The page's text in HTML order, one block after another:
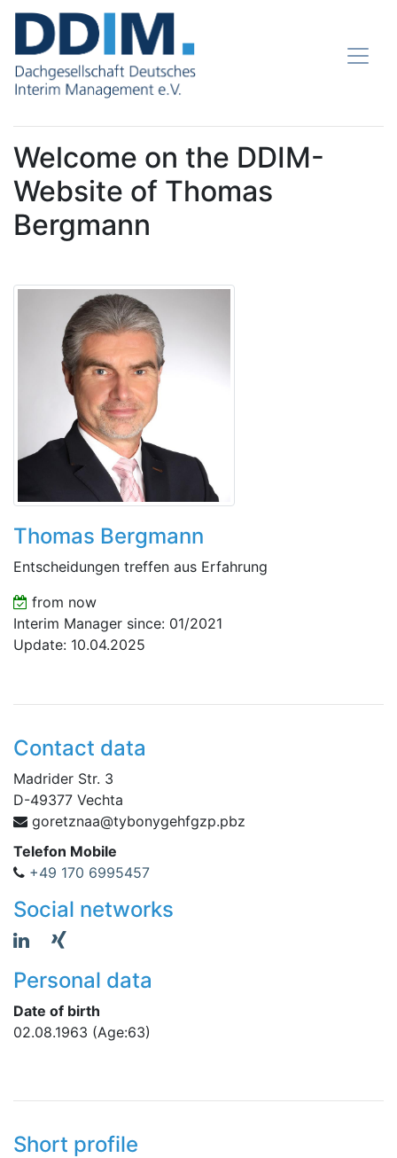
Welcome on the DDIM-
Website of Thomas
Bergmann
Thomas Bergmann
Entscheidungen treffen aus Erfahrung
from now
Interim Manager since: 01/2021
Update: 10.04.2025
Contact data
Madrider Str. 3
D-49377 Vechta
zbp.pzgfheg
ynobyt@aanzterog
Telefon Mobile
+49 170 6995457
Social networks
Personal data
Date of birth
02.08.1963 (Age:63)
Short profile